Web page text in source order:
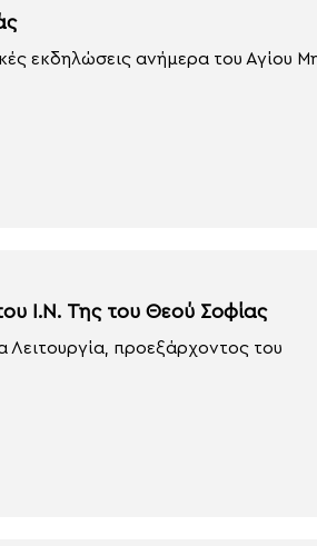
εκδηλώσεις ανήμερα του Αγίου
Ι.Ν. Της του Θεού Σοφίας
Λειτουργία, προεξάρχοντος του